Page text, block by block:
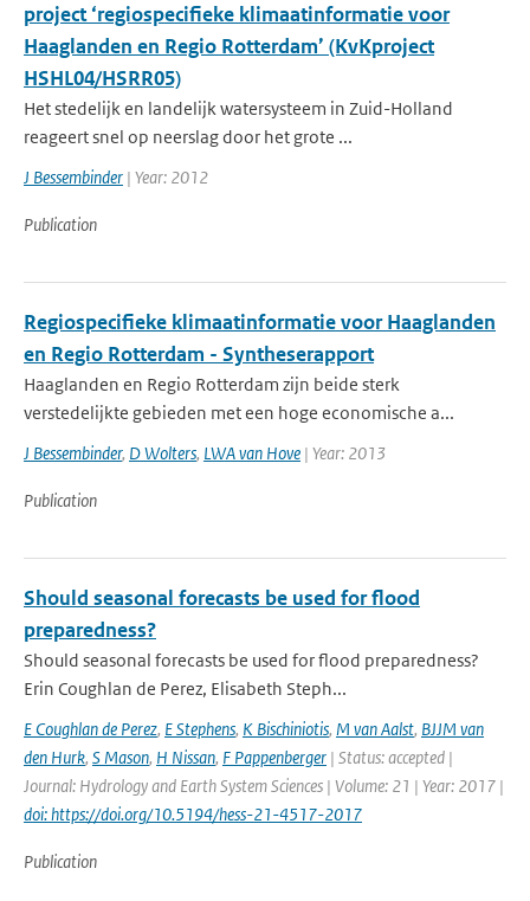
project ‘regiospecifieke klimaatinformatie voor
Haaglanden en Regio Rotterdam’ (KvKproject
HSHL04/HSRR05)
Het stedelijk en landelijk watersysteem in Zuid-Holland
reageert snel op neerslag door het grote ...
J Bessembinder | Year: 2012
Publication
Regiospecifieke klimaatinformatie voor Haaglanden
en Regio Rotterdam - Syntheserapport
Haaglanden en Regio Rotterdam zijn beide sterk
verstedelijkte gebieden met een hoge economische a...
J Bessembinder, D Wolters, LWA van Hove | Year: 2013
Publication
Should seasonal forecasts be used for flood
preparedness?
Should seasonal forecasts be used for flood preparedness?
Erin Coughlan de Perez, Elisabeth Steph...
E Coughlan de Perez, E Stephens, K Bischiniotis, M van Aalst, BJJM van
den Hurk, S Mason, H Nissan, F Pappenberger | Status: accepted |
Journal: Hydrology and Earth System Sciences | Volume: 21 | Year: 2017 |
doi: https://doi.org/10.5194/hess-21-4517-2017
Publication